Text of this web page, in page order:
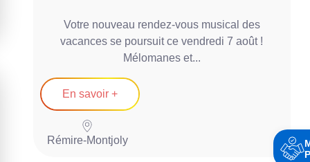
Votre nouveau rendez-vous musical des
vacances se poursuit ce vendredi 7 août !
Mélomanes et...
En savoir +
Rémire-Montjoly